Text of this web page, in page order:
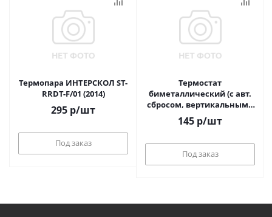
Термопара ИНТЕРСКОЛ ST-
RRDT-F/01 (2014)
295 р/шт
Под заказ
Термостат
биметаллический (с авт.
сбросом, вертикальными
выводами) ТПГ (КSD 301-
90С)
145 р/шт
Под заказ